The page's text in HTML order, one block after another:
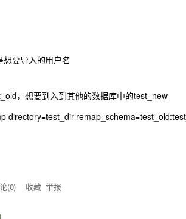
要导入的用户名
，想要到入到其他的数据库中的test_new
directory=test_dir
(0) 收藏 举报